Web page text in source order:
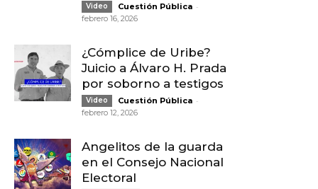
Video Cuestión Pública -
febrero 16, 2026
¿Cómplice de Uribe?
Juicio a Álvaro H. Prada
por soborno a testigos
Video Cuestión Pública -
febrero 12, 2026
Angelitos de la guarda
en el Consejo Nacional
Electoral